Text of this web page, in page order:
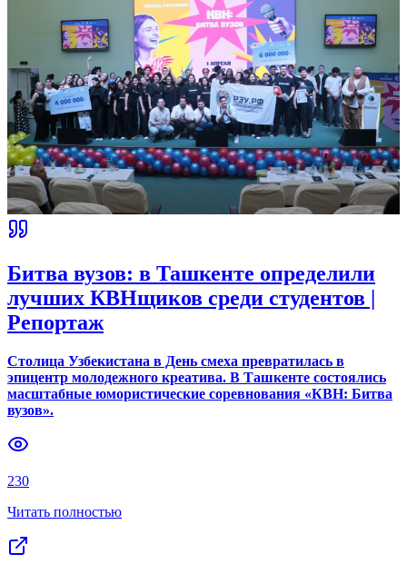
Битва вузов: в Ташкенте определили
лучших КВНщиков среди студентов |
Репортаж
Столица Узбекистана в День смеха превратилась в
эпицентр молодежного креатива. В Ташкенте состоялись
масштабные юмористические соревнования «КВН: Битва
вузов».
230
Читать полностью